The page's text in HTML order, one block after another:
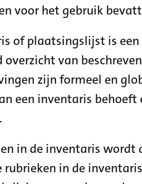
voor het gebruik
of plaatsingslijst is een
overzicht van
zijn formeel en
een inventaris behoeft
in de inventaris wordt
rubrieken in de